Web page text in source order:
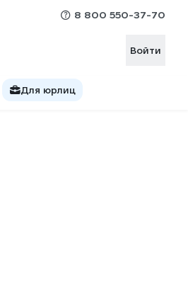
8 800 550-37-70
Войти
Для юрлиц